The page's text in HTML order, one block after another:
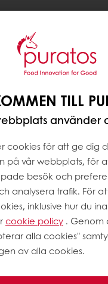
TILL
använder
cookies för att ge dig
på vår webbplats, för
besök och
analysera trafik. För
inklusive hur du
cookie policy . Genom
alla cookies"
av alla cookies.